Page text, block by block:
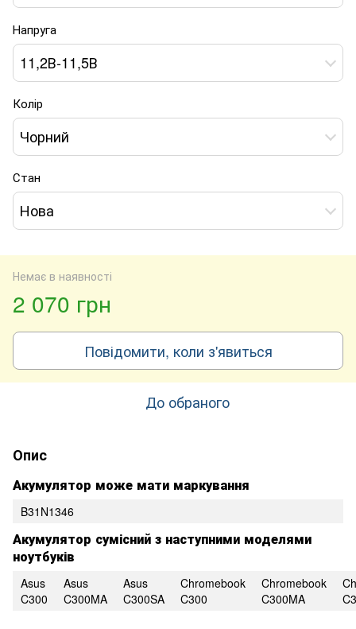
Напруга
11,2В-11,5В
Колір
Чорний
Стан
Нова
Немає в наявності
2 070 грн
Повідомити, коли з'явиться
До обраного
Опис
Акумулятор може мати маркування
B31N1346
Акумулятор сумісний з наступними моделями
ноутбуків
Asus
C300
Asus
C300MA
Asus
C300SA
Chromebook
C300
Chromebook
C300MA